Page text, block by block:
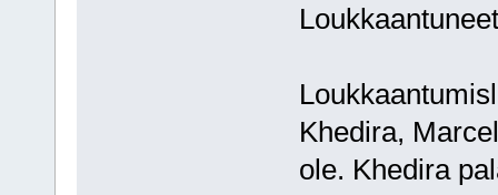
Khedira,
ole. Khedira